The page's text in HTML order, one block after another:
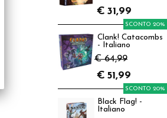
€ 31,99
Clank! Catacombs
- Italiano
€ 64,99
SCONTO 20%
€ 51,99
Black Flag! -
Italiano
SCONTO 20%